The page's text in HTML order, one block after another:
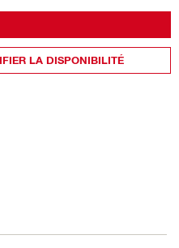
LA DISPONIBILITÉ